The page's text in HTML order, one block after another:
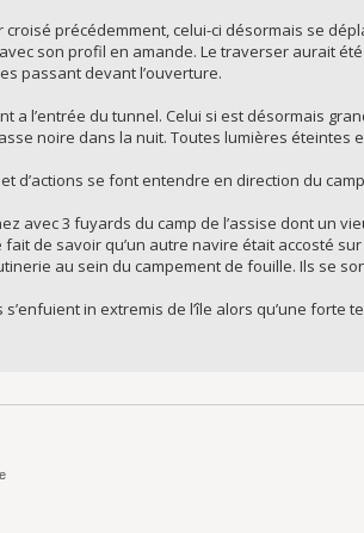
croisé précédemment, celui-ci désormais se
son profil en amande. Le traverser aurait
passant devant l’ouverture.
a l’entrée du tunnel. Celui si est désormais
noire dans la nuit. Toutes lumières éteintes
d’actions se font entendre en direction du
avec 3 fuyards du camp de l’assise dont un
de savoir qu’un autre navire était accosté
au sein du campement de fouille. Ils se
s’enfuient in extremis de l’île alors qu’une